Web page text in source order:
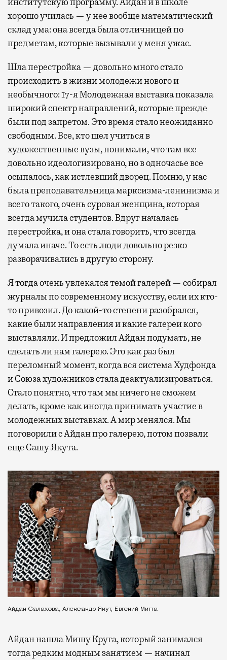
хорошо училась — у нее вообще математический
склад ума: она всегда была отличницей по
предметам, которые вызывали у меня ужас.
Шла перестройка — довольно много стало
происходить в жизни молодежи нового и
необычного: 17-я Молодежная выставка показала
широкий спектр направлений, которые прежде
были под запретом. Это время стало неожиданно
свободным. Все, кто шел учиться в
художественные вузы, понимали, что там все
довольно идеологизировано, но в одночасье все
осыпалось, как истлевший дворец. Помню, у нас
была преподавательница марксизма-ленинизма и
всего такого, очень суровая женщина, которая
всегда мучила студентов. Вдруг началась
перестройка, и она стала говорить, что всегда
думала иначе. То есть люди довольно резко
разворачивались в другую сторону.
Я тогда очень увлекался темой галерей — собирал
журналы по современному искусству, если их кто-
то привозил. До какой-то степени разобрался,
какие были направления и какие галереи кого
выставляли. И предложил Айдан подумать, не
сделать ли нам галерею. Это как раз был
переломный момент, когда вся система Худфонда
и Союза художников стала деактуализироваться.
Стало понятно, что там мы ничего не сможем
делать, кроме как иногда принимать участие в
молодежных выставках. А мир менялся. Мы
поговорили с Айдан про галерею, потом позвали
еще Сашу Якута.
Айдан Салахова, Александр Якут, Евгений Митта
Айдан нашла Мишу Круга, который занимался
тогда редким модным занятием — начинал